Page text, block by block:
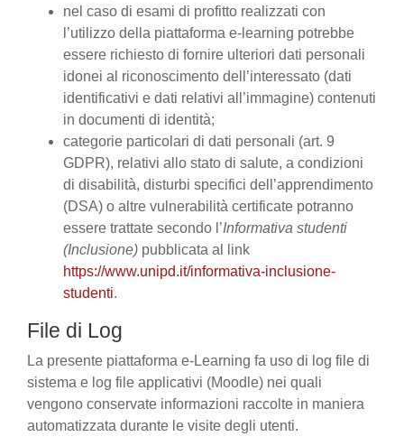
nel caso di esami di profitto realizzati con
l’utilizzo della piattaforma e-learning potrebbe
essere richiesto di fornire ulteriori dati personali
idonei al riconoscimento dell’interessato (dati
identificativi e dati relativi all’immagine) contenuti
in documenti di identità;
categorie particolari di dati personali (art. 9
GDPR), relativi allo stato di salute, a condizioni
di disabilità, disturbi specifici dell’apprendimento
(DSA) o altre vulnerabilità certificate potranno
essere trattate secondo l’Informativa studenti
(Inclusione) pubblicata al link
https://www.unipd.it/informativa-inclusione-
studenti.
File di Log
La presente piattaforma e-Learning fa uso di log file di
sistema e log file applicativi (Moodle) nei quali
vengono conservate informazioni raccolte in maniera
automatizzata durante le visite degli utenti.